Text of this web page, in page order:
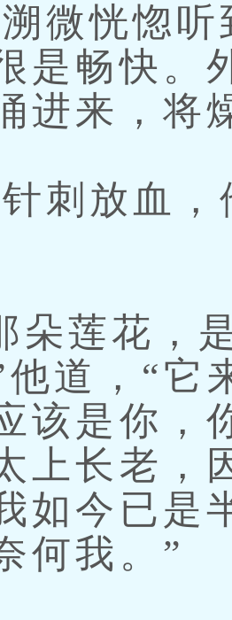
微恍惚听
是畅快。
进来，将
刺放血，
莲花，
他道，“它
该是你，
上长老，
如今已是
何我。”